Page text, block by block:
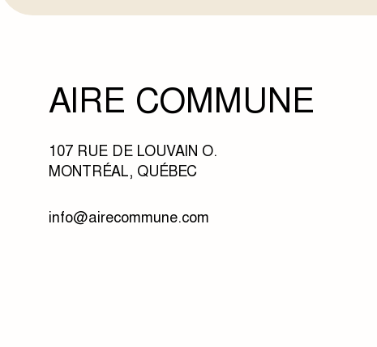
AIRE COMMUNE
107 RUE DE LOUVAIN O.
MONTRÉAL, QUÉBEC
info@airecommune.com